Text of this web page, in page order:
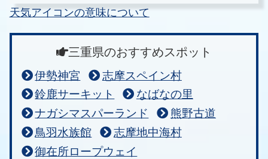
天気アイコンの意味について
三重県のおすすめスポット
伊勢神宮
志摩スペイン村
鈴鹿サーキット
なばなの里
ナガシマスパーランド
熊野古道
鳥羽水族館
志摩地中海村
御在所ロープウェイ